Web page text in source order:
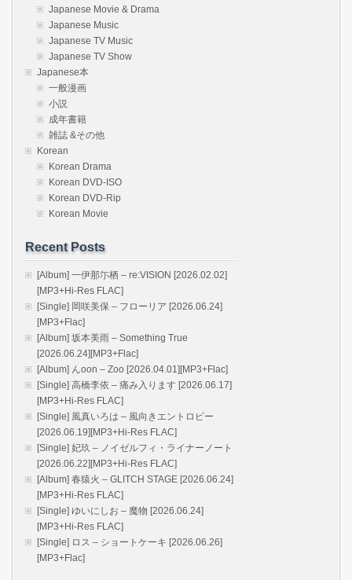
Japanese Movie & Drama
Japanese Music
Japanese TV Music
Japanese TV Show
Japanese本
一般漫画
小説
成年書籍
雑誌 &その他
Korean
Korean Drama
Korean DVD-ISO
Korean DVD-Rip
Korean Movie
Recent Posts
[Album] 一伊那尓栖 – re:VISION [2026.02.02]
[MP3+Hi-Res FLAC]
[Single] 岡咲美保 – フローリア [2026.06.24]
[MP3+Flac]
[Album] 坂本美雨 – Something True
[2026.06.24][MP3+Flac]
[Album] んoon – Zoo [2026.04.01][MP3+Flac]
[Single] 高橋李依 – 痛み入ります [2026.06.17]
[MP3+Hi-Res FLAC]
[Single] 風真いろは – 風向きエントロピー
[2026.06.19][MP3+Hi-Res FLAC]
[Single] 妃玖 – ノイゼルフィ・ライナーノート
[2026.06.22][MP3+Hi-Res FLAC]
[Album] 春猿火 – GLITCH STAGE [2026.06.24]
[MP3+Hi-Res FLAC]
[Single] ゆいにしお – 魔物 [2026.06.24]
[MP3+Hi-Res FLAC]
[Single] ロス – ショートケーキ [2026.06.26]
[MP3+Flac]